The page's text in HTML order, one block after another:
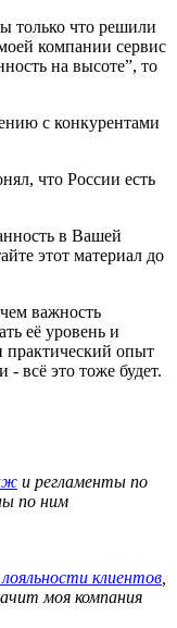
только что решили
компании сервис
на высоте”, то
с конкурентами
что России есть
в Вашей
этот материал до
важность
её уровень и
опыт
- всё это тоже будет.
и регламенты по
по ним
клиентов
моя компания